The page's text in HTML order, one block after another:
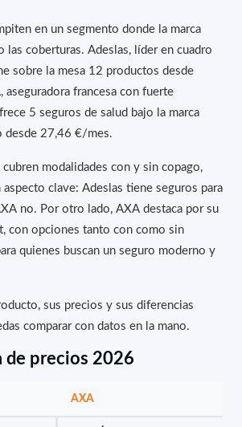
en un segmento donde la marca
las coberturas. Adeslas, líder en cuadro
sobre la mesa 12 productos desde
francesa con fuerte
5 seguros de salud bajo la marca
desde 27,46 €/mes.
cubren modalidades con y sin copago,
clave: Adeslas tiene seguros para
no. Por otro lado, AXA destaca por su
con opciones tanto con como sin
quienes buscan un seguro moderno y
sus precios y sus diferencias
comparar con datos en la mano.
de precios 2026
AXA